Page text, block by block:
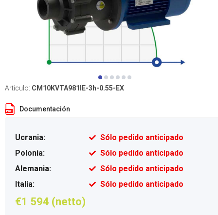
Artículo: CM10KVTA981IE-3h-0.55-EX
Documentación
Ucrania:
Sólo pedido anticipado
Polonia:
Sólo pedido anticipado
Alemania:
Sólo pedido anticipado
Italia:
Sólo pedido anticipado
€1 594 (netto)